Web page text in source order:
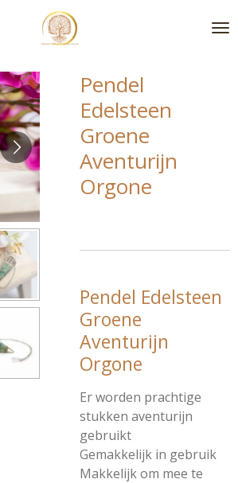
Pendel
Edelsteen
Groene
Aventurijn
Orgone
Pendel Edelsteen
Groene
Aventurijn
Orgone
Er worden prachtige
stukken aventurijn
gebruikt
Gemakkelijk in gebruik
Makkelijk om mee te